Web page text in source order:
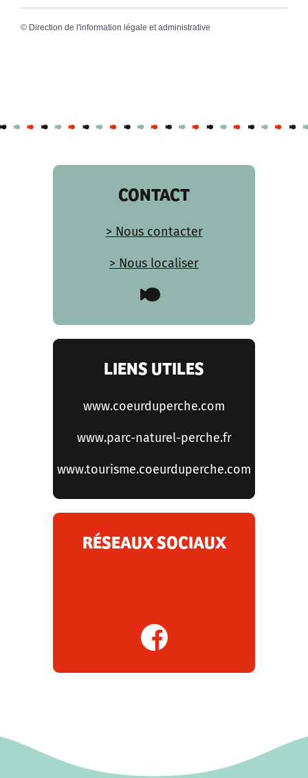
© Direction de l'information légale et administrative
CONTACT
> Nous contacter
> Nous localiser
LIENS UTILES
www.coeurduperche.com
www.parc-naturel-perche.fr
www.tourisme.coeurduperche.com
RÉSEAUX SOCIAUX